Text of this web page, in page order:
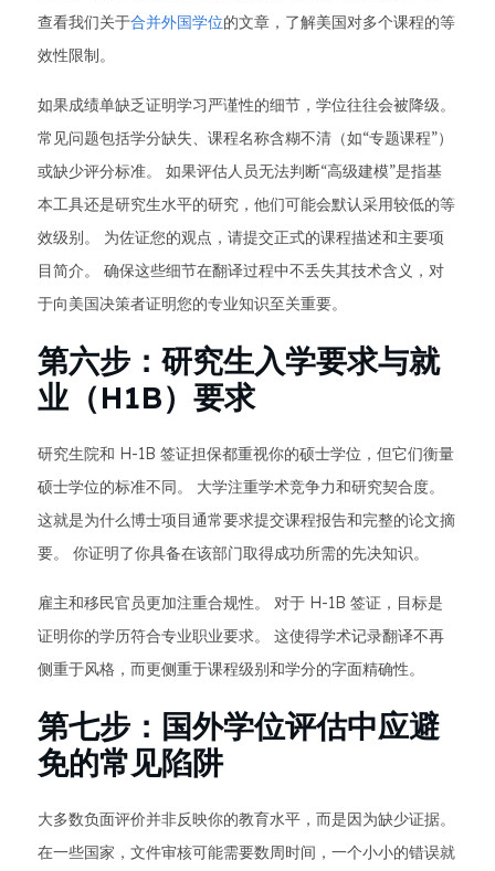
查看我们关于合并外国学位的文章，了解美国对多个课程的等
效性限制。
如果成绩单缺乏证明学习严谨性的细节，学位往往会被降级。
常见问题包括学分缺失、课程名称含糊不清（如“专题课程”）
或缺少评分标准。 如果评估人员无法判断“高级建模”是指基
本工具还是研究生水平的研究，他们可能会默认采用较低的等
效级别。 为佐证您的观点，请提交正式的课程描述和主要项
目简介。 确保这些细节在翻译过程中不丢失其技术含义，对
于向美国决策者证明您的专业知识至关重要。
第六步：研究生入学要求与就
业（H1B）要求
研究生院和 H-1B 签证担保都重视你的硕士学位，但它们衡量
硕士学位的标准不同。 大学注重学术竞争力和研究契合度。
这就是为什么博士项目通常要求提交课程报告和完整的论文摘
要。 你证明了你具备在该部门取得成功所需的先决知识。
雇主和移民官员更加注重合规性。 对于 H-1B 签证，目标是
证明你的学历符合专业职业要求。 这使得学术记录翻译不再
侧重于风格，而更侧重于课程级别和学分的字面精确性。
第七步：国外学位评估中应避
免的常见陷阱
大多数负面评价并非反映你的教育水平，而是因为缺少证据。
在一些国家，文件审核可能需要数周时间，一个小小的错误就